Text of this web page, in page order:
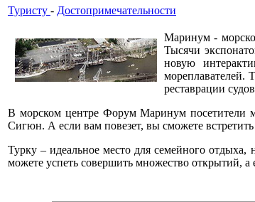
Туристу - Достопримечательности
Маринум -
Тысячи
новую
мореплавателей.
реставрации
В морском центре Форум Маринум посетители
Сигюн. А если вам повезет, вы сможете
Турку – идеальное место для семейного
можете успеть совершить множество открытий,